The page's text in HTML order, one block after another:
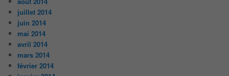
juillet 2014
juin 2014
mai 2014
avril 2014
mars 2014
février 2014